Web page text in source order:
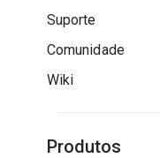
Suporte
Comunidade
Wiki
Produtos